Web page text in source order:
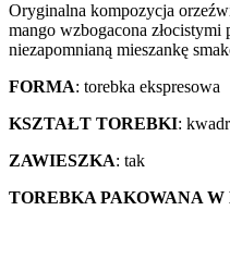
Oryginalna kompozycja
mango wzbogacona złocistymi
niezapomnianą mieszankę
FORMA: torebka ekspresowa
KSZTAŁT TOREBKI:
ZAWIESZKA: tak
TOREBKA PAKOWANA W